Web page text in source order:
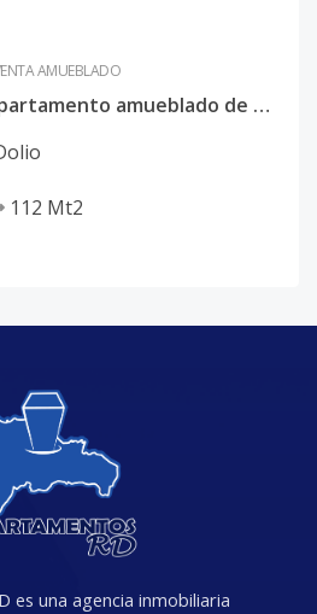
AMUEBLADO
Juan Dolio : Venta apartamento amueblado de 2 Habs, US$215,000
112 Mt2
es una agencia inmobiliaria